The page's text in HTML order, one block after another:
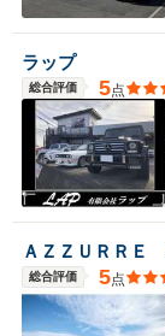
ラップ
総合評価 5点
総合評価 5点